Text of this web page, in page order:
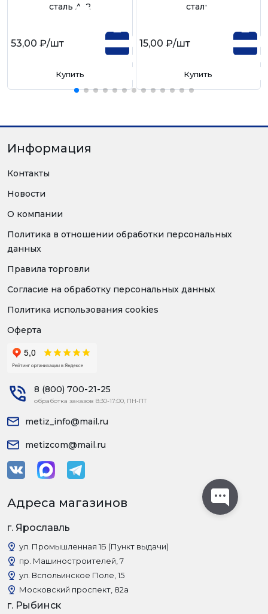
сталь А-2
53,00 ₽/шт
Купить
сталь
15,00 ₽/шт
Купить
Информация
Контакты
Новости
О компании
Политика в отношении обработки персональных
данных
Правила торговли
Согласие на обработку персональных данных
Политика использования cookies
Оферта
8 (800) 700-21-25
обработка заказов 8:30-17:00, ПН-ПТ
metiz_info@mail.ru
metizcom@mail.ru
Адреса магазинов
г. Ярославль
ул. Промышленная 1Б (Пункт выдачи)
пр. Машиностроителей, 7
ул. Вспольинское Поле, 15
Московский проспект, 82а
г. Рыбинск